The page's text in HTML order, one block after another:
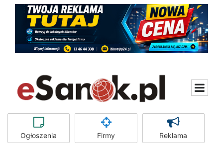
Ogłoszenia Firmy Reklama